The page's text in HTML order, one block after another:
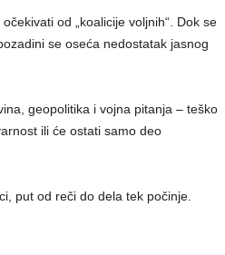
od „koalicije voljnih“. Dok se
se oseća nedostatak jasnog
geopolitika i vojna pitanja – teško
ili će ostati samo deo
put od reči do dela tek počinje.